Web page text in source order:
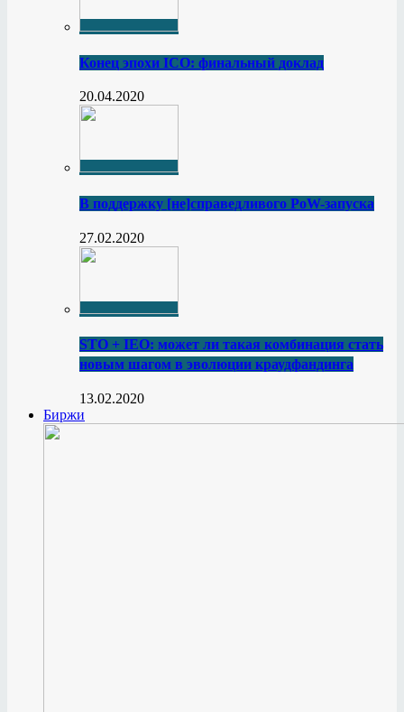
Конец эпохи ICO: финальный доклад
20.04.2020
В поддержку [не]справедливого PoW-запуска
27.02.2020
STO + IEO: может ли такая комбинация стать
новым шагом в эволюции краудфандинга
13.02.2020
Биржи